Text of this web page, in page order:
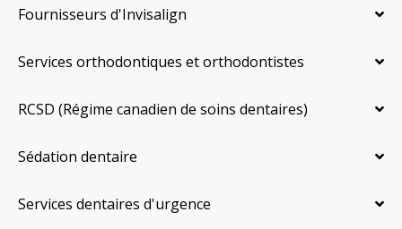
Fournisseurs d'Invisalign
Services orthodontiques et orthodontistes
RCSD (Régime canadien de soins dentaires)
Sédation dentaire
Services dentaires d'urgence